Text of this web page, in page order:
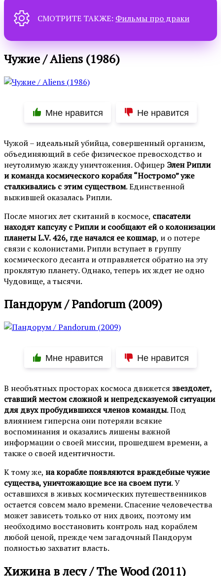
СМОТРИТЕ ТАКЖЕ: Фильмы про драки
Чужие / Aliens (1986)
Мне нравится Не нравится
Чужой – идеальный убийца, совершенный организм,
объединяющий в себе физическое превосходство и
неутолимую жажду уничтожения. Офицер Элен Рипли
и команда космического корабля “Ностромо” уже
сталкивались с этим существом. Единственной
выжившей оказалась Рипли.
После многих лет скитаний в космосе, спасатели
находят капсулу с Рипли и сообщают ей о колонизации
планеты L.V. 426, где начался ее кошмар, и о потере
связи с колонистами. Рипли вступает в группу
космического десанта и отправляется обратно на эту
проклятую планету. Однако, теперь их ждет не одно
Чудовище, а тысячи.
Пандорум / Pandorum (2009)
Мне нравится Не нравится
В необъятных просторах космоса движется звездолет,
ставший местом сложной и непредсказуемой ситуации
для двух пробудившихся членов команды. Под
влиянием гиперсна они потеряли всякие
воспоминания и оказались лишены важной
информации о своей миссии, прошедшем времени, а
также о своей идентичности.
К тому же, на корабле появляются враждебные чужие
существа, уничтожающие все на своем пути. У
оставшихся в живых космических путешественников
остается совсем мало времени. Спасение человечества
может зависеть только от них двоих, поэтому им
необходимо восстановить контроль над кораблем
любой ценой, прежде чем загадочный Пандорум
полностью захватит власть.
Хижина в лесу / The Wood (2011)